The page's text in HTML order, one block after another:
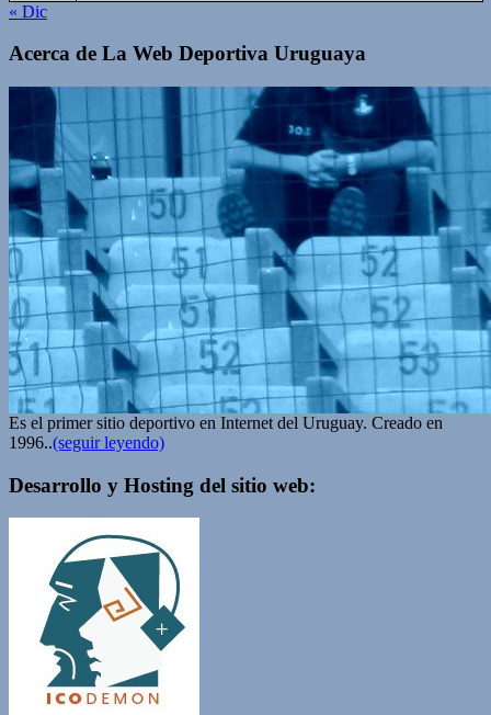
« Dic
Acerca de La Web Deportiva Uruguaya
Es el primer sitio deportivo en Internet del Uruguay. Creado en
1996..(seguir leyendo)
Desarrollo y Hosting del sitio web: